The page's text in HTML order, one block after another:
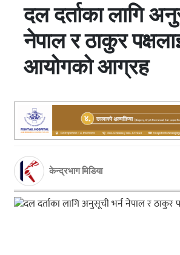
दल दर्ताका लागि
नेपाल र ठाकुर
आयोगको आग्रह
केन्द्रभाग मिडिया